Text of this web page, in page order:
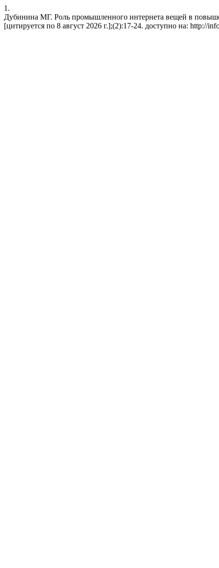
1.
Дубинина МГ. Роль промышленного интернета вещей в
[цитируется по 8 август 2026 г.];(2):17-24. доступно на: http://